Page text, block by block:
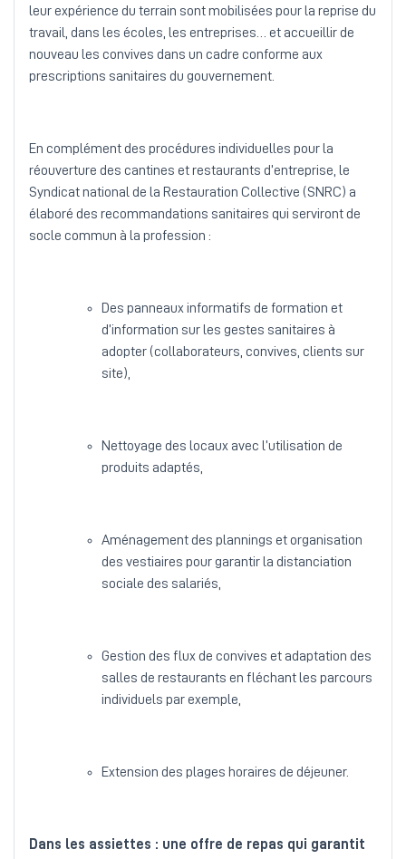
leur expérience du terrain sont mobilisées pour la reprise du
travail, dans les écoles, les entreprises… et accueillir de
nouveau les convives dans un cadre conforme aux
prescriptions sanitaires du gouvernement.
En complément des procédures individuelles pour la
réouverture des cantines et restaurants d’entreprise, le
Syndicat national de la Restauration Collective (SNRC) a
élaboré des recommandations sanitaires qui serviront de
socle commun à la profession :
Des panneaux informatifs de formation et
d’information sur les gestes sanitaires à
adopter (collaborateurs, convives, clients sur
site),
Nettoyage des locaux avec l’utilisation de
produits adaptés,
Aménagement des plannings et organisation
des vestiaires pour garantir la distanciation
sociale des salariés,
Gestion des flux de convives et adaptation des
salles de restaurants en fléchant les parcours
individuels par exemple,
Extension des plages horaires de déjeuner.
Dans les assiettes : une offre de repas qui garantit